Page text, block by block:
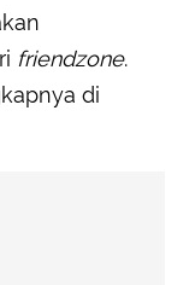
friendzone.
di